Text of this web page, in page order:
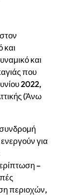
και
και
που
2022,
(Άνω
συνδρομή
για
–
περιοχών,